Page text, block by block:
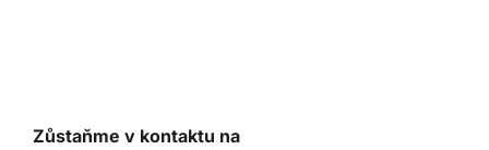
Zůstaňme v kontaktu na